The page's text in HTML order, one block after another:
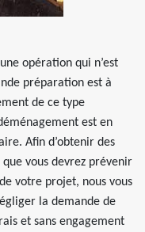
opération qui n’est
préparation est à
de ce type
est en
Afin d’obtenir des
vous devrez prévenir
votre projet, nous vous
la demande de
et sans engagement